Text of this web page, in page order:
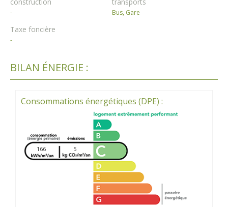
- Bus, Gare
Taxe foncière
-
BILAN ÉNERGIE :
Consommations énergétiques (DPE) :
166 5